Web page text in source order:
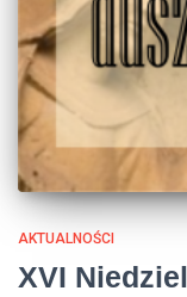
AKTUALNOŚCI
XVI